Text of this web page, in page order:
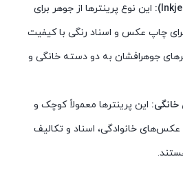
این نوع پرینترها از جوهر برای
چاپ عکس و اسناد رنگی با کیفیت
جوهرافشان به دو دسته خانگی و
خانگی: این پرینترها معمولاً کوچک و
خانوادگی، اسناد و تکالیف